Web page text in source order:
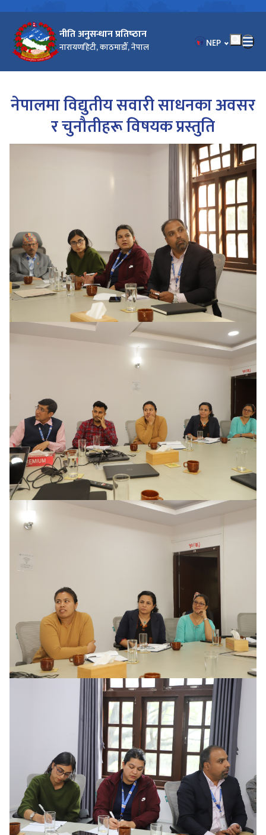
नीति अनुसन्धान प्रतिष्‍ठान
नारायणहिटी, काठमाडौँ, नेपाल भाषा चयन गर्नुहोस्
NEP
नेपालमा विद्युतीय सवारी साधनका अवसर
र चुनौतीहरू विषयक प्रस्तुति